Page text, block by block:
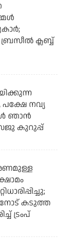
ക്ലബ്ബ്
പക്ഷേ നവ്യ
ഞാന്‍
കുറുപ്പ്
കടുത്ത
ട്രംപ്